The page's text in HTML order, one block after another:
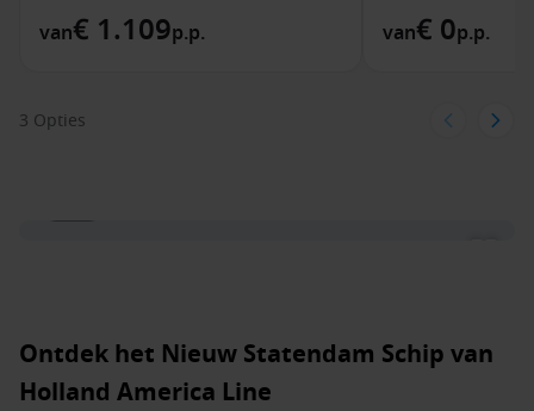
van€ 1.109p.p. van€ 0p.p.
3 Opties
Ontdek het Nieuw Statendam Schip van
Holland America Line